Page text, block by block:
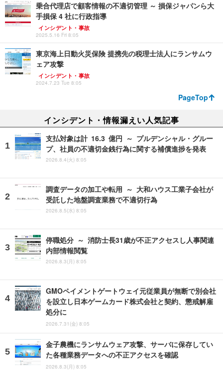
乗合代理店で顧客情報の不適切管理 ～ 損保ジャパンら大
手損保 4 社に行政指導
インシデント・事故
2025.5.16 Fri 8:05
東京海上日動火災保険 提携先の税理士法人にランサムウ
ェア攻撃
インシデント・事故
2024.7.23 Tue 8:05
PageTop
インシデント・情報漏えい人気記事
支払対象は計 16.3 億円 ～ プルデンシャル・グルー
プ、社員の不適切金銭行為に関する補償進捗を発表
2026.8.4(火) 8:05
調査データの加工や転用 ～ 大和ハウス工業子会社が
受託した地盤調査業務で不適切行為
2026.8.5(水) 8:05
停職処分 ～ 消防士長31歳が不正アクセスし人事関連
内部情報閲覧
2026.8.3(月) 8:05
GMOペイメントゲートウェイ元従業員が無断で別会社
を設立し日本ゲームカード株式会社と契約、懲戒解雇
処分に
2026.7.31(金) 8:05
金子農機にランサムウェア攻撃、サーバに保存してい
た各種業務データへの不正アクセスを確認
2026.8.3(月) 8:05